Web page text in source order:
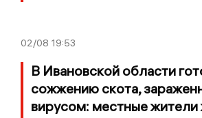
02/08 19:53
В Ивановской области
сожжению скота,
вирусом: местные жители